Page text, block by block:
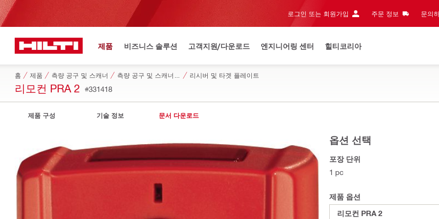
로그인 또는 회원가입 주문 정보 문의
제품 비즈니스 솔루션 고객지원/다운로드 엔지니어링 센터 힐티코리아
홈 제품 측량 공구 및 스캐너 리시버 및 타겟 플레이트
리모컨 PRA 2 #331418
제품 구성 기술 정보 문서 다운로드
옵션 선택
포장 단위
1 pc
제품 옵션
리모컨 PRA 2